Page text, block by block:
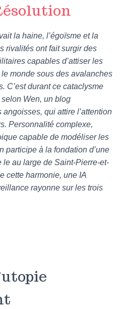
la haine, l’égoïsme et la
rivalités ont fait surgir des
capables d’attiser les
monde sous des avalanches
C’est durant ce cataclysme
Wen, un blog
qui attire l’attention
Personnalité complexe,
capable de modéliser les
participe à la fondation d’une
le au large de Saint-Pierre-et-
cette harmonie, une IA
rayonne sur les trois